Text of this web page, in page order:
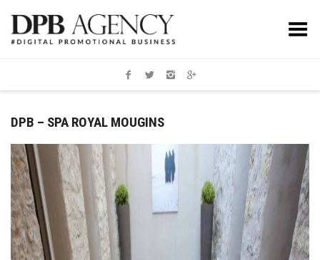
Toggle Menu
DPB – SPA ROYAL MOUGINS